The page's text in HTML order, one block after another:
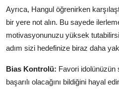
Ayrıca, Hangul öğrenirken
bir yere not alın. Bu sayede
motivasyonunuzu yüksek
adım sizi hedefinize biraz daha
Bias Kontrolü: Favori idolünüzün
başarılı olacağını bildiğini hayal